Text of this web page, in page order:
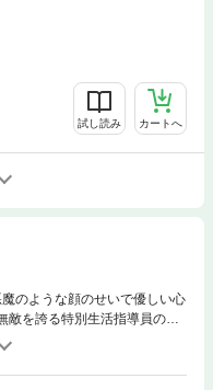
試し読み カートへ
のような顔のせいで優しい心
敵を誇る特別生活指導員の白
にやって来た!? 小磯や他生
者も大号泣の最”恐”顔ギャ